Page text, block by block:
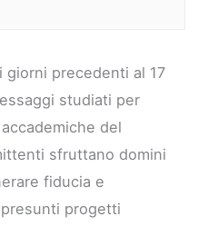
giorni precedenti al 17
studiati per
del
sfruttano domini
fiducia e
progetti